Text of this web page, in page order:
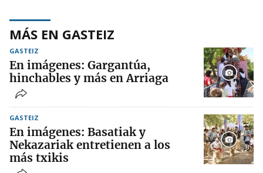
MÁS EN GASTEIZ
GASTEIZ
En imágenes: Gargantúa,
hinchables y más en Arriaga
GASTEIZ
En imágenes: Basatiak y
Nekazariak entretienen a los
más txikis